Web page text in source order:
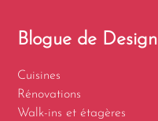
Blogue de Design
Cuisines
Rénovations
Walk-ins et étagères